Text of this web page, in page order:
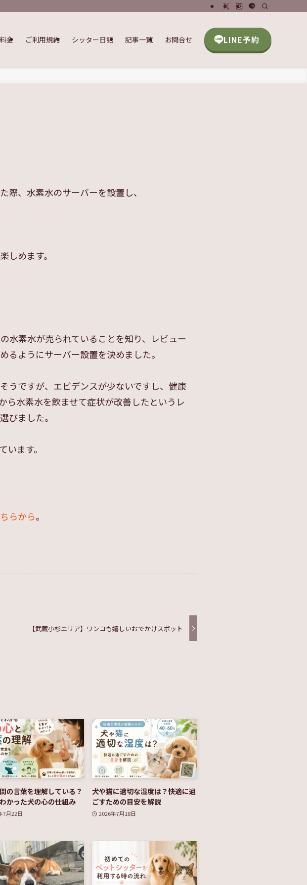
金 ご利用規約 シッター日記 記事一覧 お問合せ LINE予約
、水素水のサーバーを設置し、
しめます。
水素水が売られていることを知り、レビュー
るようにサーバー設置を決めました。
うですが、エビデンスが少ないですし、健康
ら水素水を飲ませて症状が改善したというレ
びました。
ます。
らから。
【武蔵小杉エリア】ワンコも嬉しいおでかけスポット
の言葉を理解している？
かった犬の心の仕組み
7月22日
犬や猫に適切な湿度は？快適に過
ごすための目安を解説
2026年7月18日